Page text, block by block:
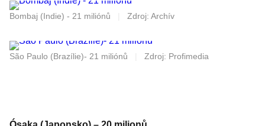
Bombaj (Indie) - 21 miliónů Zdroj: Archív
São Paulo (Brazílie)- 21 miliónů Zdroj: Profimedia